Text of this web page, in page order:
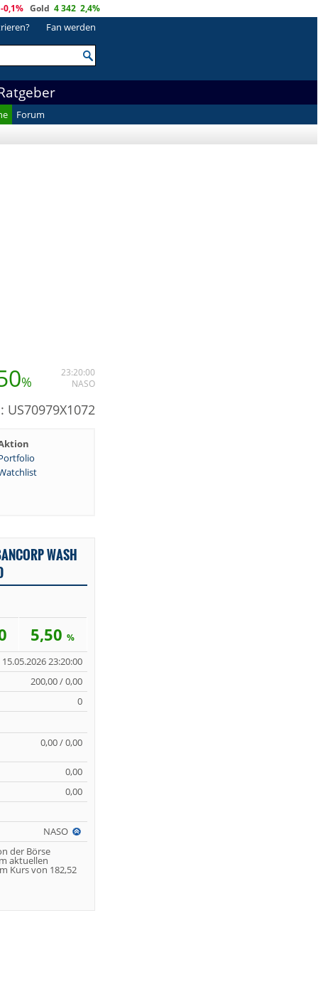
-0,1% Gold 4 342 2,4%
Fan werden
Forum
%
23:20:00
NASO
US70979X1072
WASH
5,50%
15.05.2026 23:20:00
200,00 / 0,00
0
0,00 / 0,00
0,00
0,00
NASO
der Börse
aktuellen
Kurs von 182,52